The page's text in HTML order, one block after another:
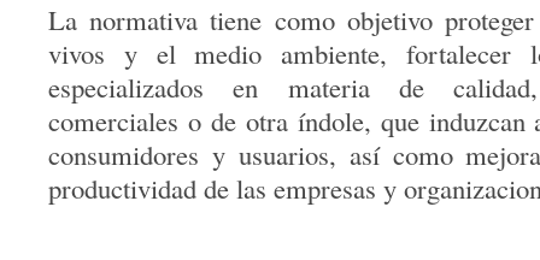
La normativa tiene como objetivo
vivos y el medio ambiente, fortalecer
especializados en materia de
comerciales o de otra índole, que
consumidores y usuarios, así como
productividad de las empresas y